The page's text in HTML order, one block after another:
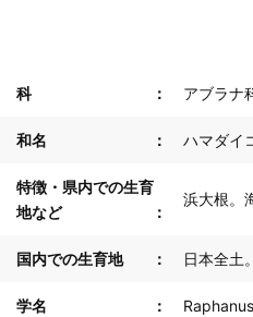
科 アブラナ
和名 ハマダイ
特徴・県内での生育
地など
浜大根。
国内での生育地 日本全土。
学名